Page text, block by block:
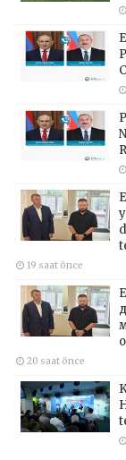
19 saat önce
20 saat önce